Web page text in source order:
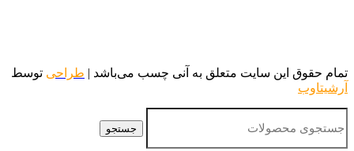
تمام حقوق این سایت متعلق به آنی چسب می‌باشد | طراحی توسط
آرشیتاوب
جستجو